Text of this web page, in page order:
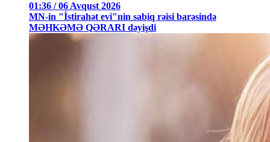
01:36 / 06 Avqust 2026
MN-in "İstirahət evi"nin sabiq rəisi barəsində
MƏHKƏMƏ QƏRARI dəyişdi